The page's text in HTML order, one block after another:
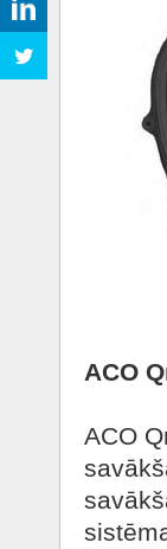
ACO
ACO